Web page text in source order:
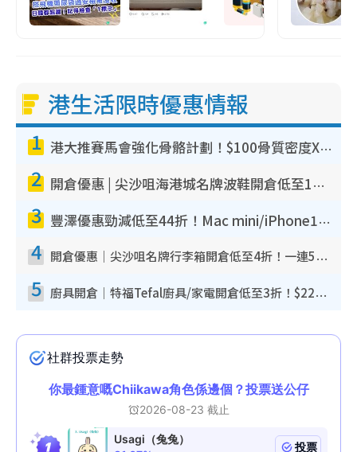
港生活限時優惠情報
1 港大推賽馬會強化骨骼計劃！$100骨質密度X光檢查 完成免費運動訓練送超市禮券！附參加資格
2 開倉優惠 | 尖沙咀海港城名牌波鞋開倉低至1折！On鞋$899起／Joy&Peace鞋履$98起
3 豐澤優惠勁減低至44折！Mac mini/iPhone17Pro大減價！廚房家電$220起
4 開倉優惠｜尖沙咀名牌行李箱開倉低至4折！一連5日 American Tourister/ace./Hallmark $200起！
5 廚具開倉｜特福Tefal廚具/家電開倉低至3折！$220起買平底鍋/炒鑊/湯煲！電飯煲/吸塵機/燙斗$418起